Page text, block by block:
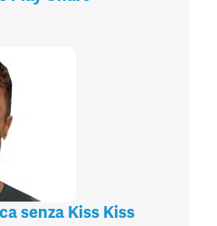
senza Kiss Kiss